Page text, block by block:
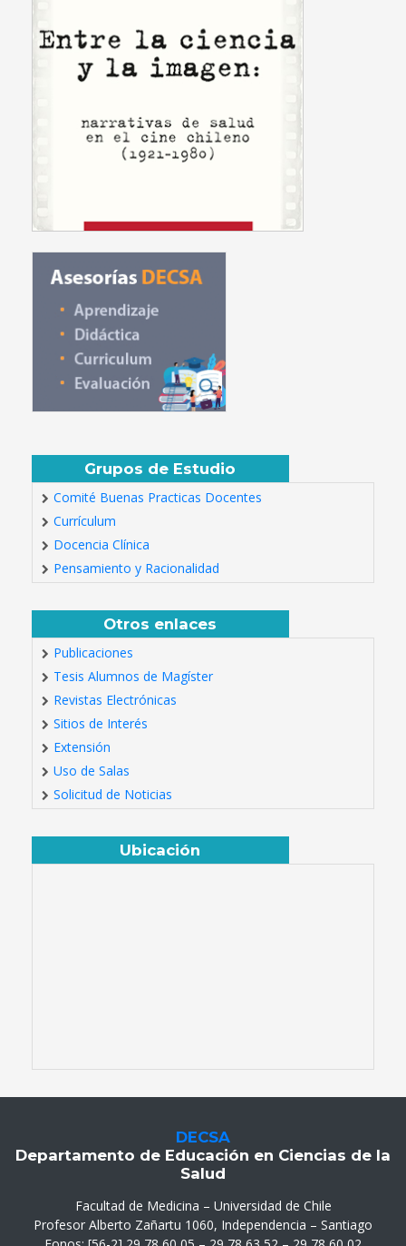
Grupos de Estudio
Comité Buenas Practicas Docentes
Currículum
Docencia Clínica
Pensamiento y Racionalidad
Otros enlaces
Publicaciones
Tesis Alumnos de Magíster
Revistas Electrónicas
Sitios de Interés
Extensión
Uso de Salas
Solicitud de Noticias
Ubicación
DECSA
Departamento de Educación en Ciencias de la
Salud
Facultad de Medicina – Universidad de Chile
Profesor Alberto Zañartu 1060, Independencia – Santiago